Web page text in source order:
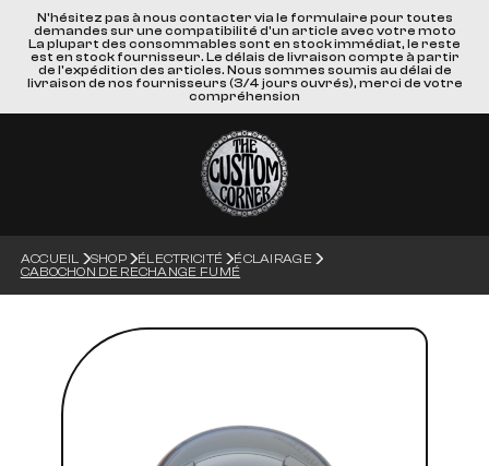
N'hésitez pas à nous contacter via le formulaire pour toutes
demandes sur une compatibilité d'un article avec votre moto
La plupart des consommables sont en stock immédiat, le reste
est en stock fournisseur. Le délais de livraison compte à partir
de l'expédition des articles. Nous sommes soumis au délai de
livraison de nos fournisseurs (3/4 jours ouvrés), merci de votre
compréhension
ACCUEIL SHOP ÉLECTRICITÉ
ÉCLAIRAGE
CABOCHON DE RECHANGE FUMÉ